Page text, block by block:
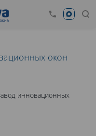
окон
инновационных